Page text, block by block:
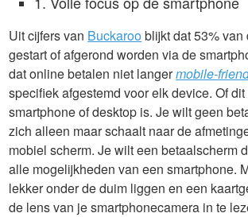
Uit cijfers van Buckarooblijkt dat 53%
gestart of afgerond worden via de
dat online betalen niet langermobile-
specifiek afgestemd voor elk device. Of
smartphone of desktop is. Je wilt geen
zich alleen maar schaalt naar de
mobiel scherm. Je wilt een betaalscherm
alle mogelijkheden van een smartphone.
lekker onder de duim liggen en een
de lens van je smartphonecamera in te